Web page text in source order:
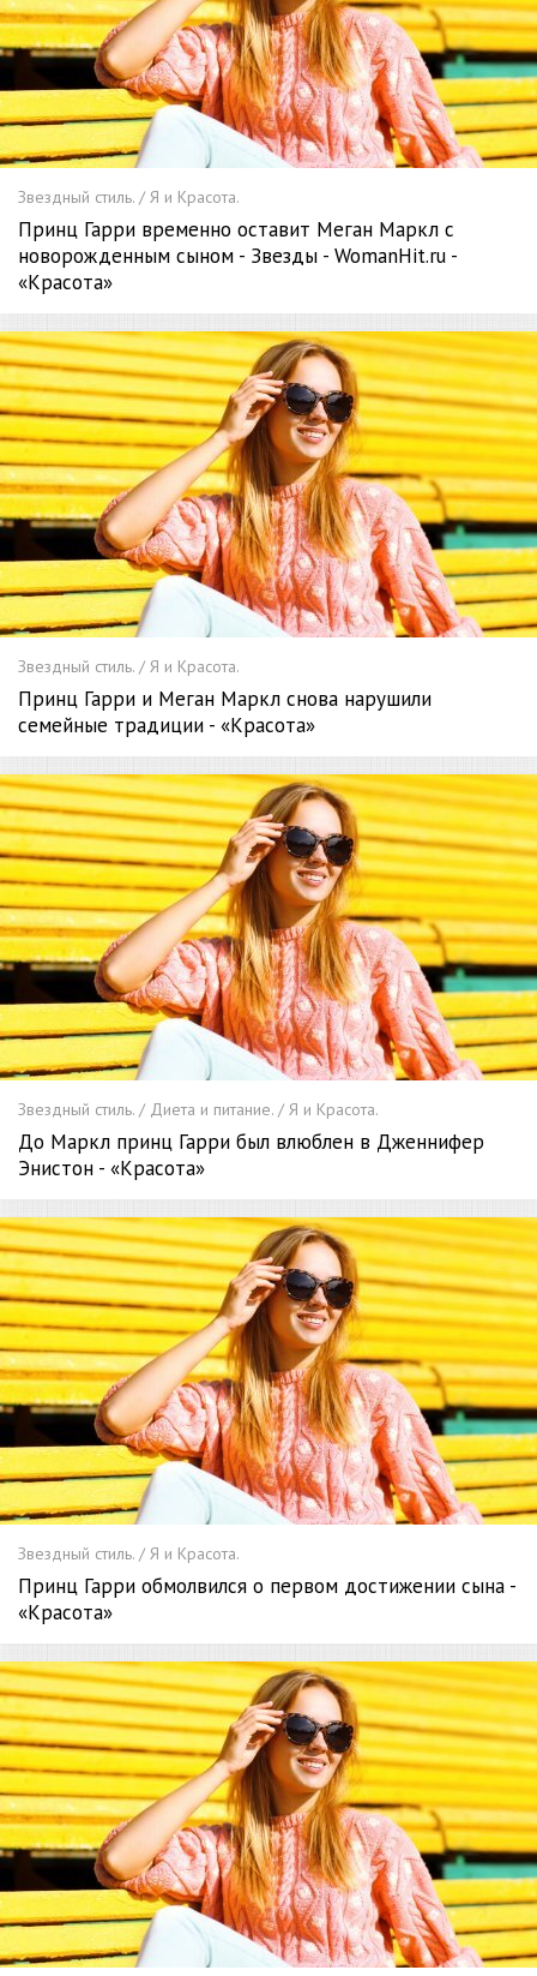
Звездный стиль. / Я и Красота.
Принц Гарри временно оставит Меган Маркл с
новорожденным сыном - Звезды - WomanHit.ru -
«Красота»
Звездный стиль. / Я и Красота.
Принц Гарри и Меган Маркл снова нарушили
семейные традиции - «Красота»
Звездный стиль. / Диета и питание. / Я и Красота.
До Маркл принц Гарри был влюблен в Дженнифер
Энистон - «Красота»
Звездный стиль. / Я и Красота.
Принц Гарри обмолвился о первом достижении сына -
«Красота»